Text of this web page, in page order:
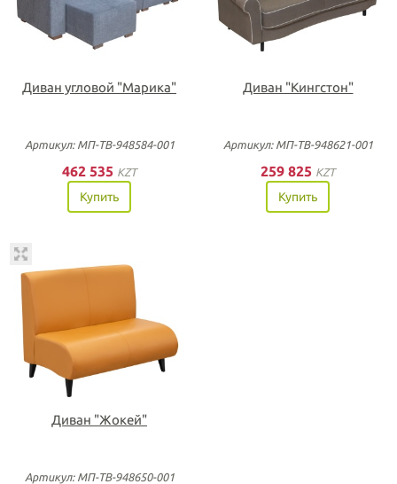
Диван угловой "Марика"
Артикул: МП-ТВ-948584-001
462 535 KZT
Купить
Диван "Кингстон"
Артикул: МП-ТВ-948621-001
259 825 KZT
Купить
Диван "Жокей"
Артикул: МП-ТВ-948650-001